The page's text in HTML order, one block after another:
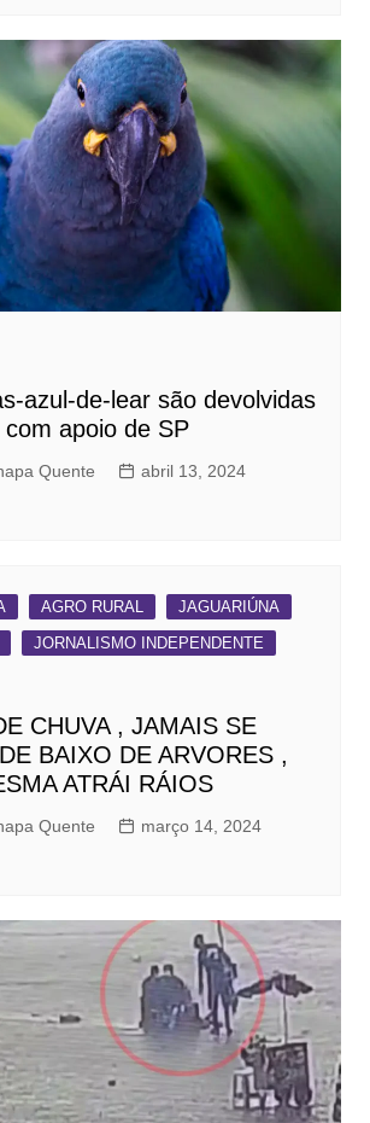
azul-de-lear são devolvidas
apoio de SP
Quente
abril 13, 2024
AGRO RURAL
JAGUARIÚNA
JORNALISMO INDEPENDENTE
CHUVA , JAMAIS SE
BAIXO DE ARVORES ,
ATRÁI RÁIOS
Quente
março 14, 2024